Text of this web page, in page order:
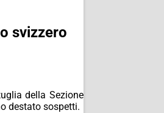
svizzero
della Sezione
destato sospetti.